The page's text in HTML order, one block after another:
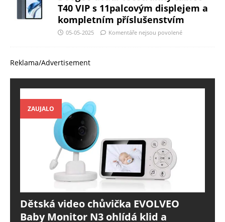
T40 VIP s 11palcovým displejem a
kompletním příslušenstvím
05-05-2025 Komentáře nejsou povolené
Reklama/Advertisement
ZAUJALO
Dětská video chůvička EVOLVEO
Baby Monitor N3 ohlídá klid a